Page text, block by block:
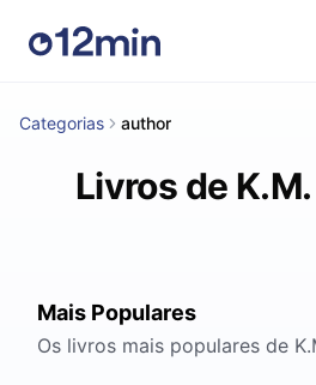
Categorias author
Livros de
Mais Populares
Os livros mais populares de